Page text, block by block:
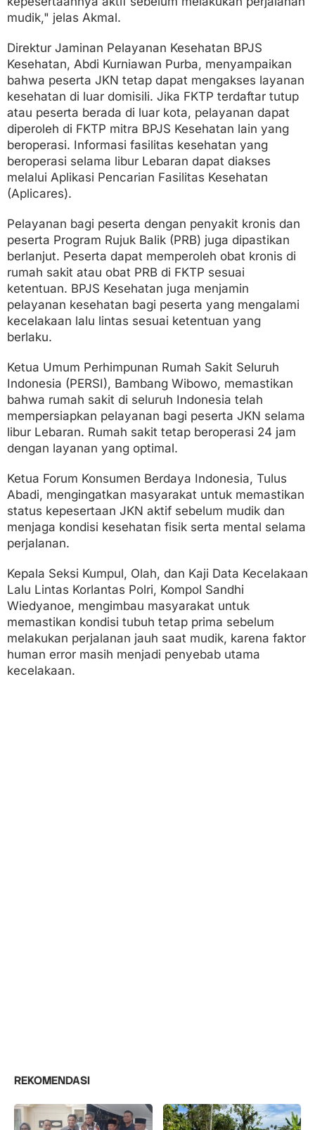
mudik," jelas Akmal.
Direktur Jaminan Pelayanan Kesehatan BPJS
Kesehatan, Abdi Kurniawan Purba, menyampaikan
bahwa peserta JKN tetap dapat mengakses layanan
kesehatan di luar domisili. Jika FKTP terdaftar tutup
atau peserta berada di luar kota, pelayanan dapat
diperoleh di FKTP mitra BPJS Kesehatan lain yang
beroperasi. Informasi fasilitas kesehatan yang
beroperasi selama libur Lebaran dapat diakses
melalui Aplikasi Pencarian Fasilitas Kesehatan
(Aplicares).
Pelayanan bagi peserta dengan penyakit kronis dan
peserta Program Rujuk Balik (PRB) juga dipastikan
berlanjut. Peserta dapat memperoleh obat kronis di
rumah sakit atau obat PRB di FKTP sesuai
ketentuan. BPJS Kesehatan juga menjamin
pelayanan kesehatan bagi peserta yang mengalami
kecelakaan lalu lintas sesuai ketentuan yang
berlaku.
Ketua Umum Perhimpunan Rumah Sakit Seluruh
Indonesia (PERSI), Bambang Wibowo, memastikan
bahwa rumah sakit di seluruh Indonesia telah
mempersiapkan pelayanan bagi peserta JKN selama
libur Lebaran. Rumah sakit tetap beroperasi 24 jam
dengan layanan yang optimal.
Ketua Forum Konsumen Berdaya Indonesia, Tulus
Abadi, mengingatkan masyarakat untuk memastikan
status kepesertaan JKN aktif sebelum mudik dan
menjaga kondisi kesehatan fisik serta mental selama
perjalanan.
Kepala Seksi Kumpul, Olah, dan Kaji Data Kecelakaan
Lalu Lintas Korlantas Polri, Kompol Sandhi
Wiedyanoe, mengimbau masyarakat untuk
memastikan kondisi tubuh tetap prima sebelum
melakukan perjalanan jauh saat mudik, karena faktor
human error masih menjadi penyebab utama
kecelakaan.
REKOMENDASI